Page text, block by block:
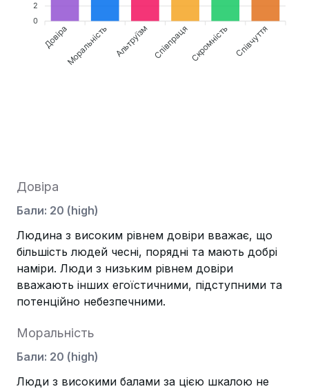
2
0
ДовіраМоральність Альтруїзм СпівпрацяСкромність Співчуття
Довіра
Бали: 20 (high)
Людина з високим рівнем довіри вважає, що
більшість людей чесні, порядні та мають добрі
наміри. Люди з низьким рівнем довіри
вважають інших егоїстичними, підступними та
потенційно небезпечними.
Моральність
Бали: 20 (high)
Люди з високими балами за цією шкалою не